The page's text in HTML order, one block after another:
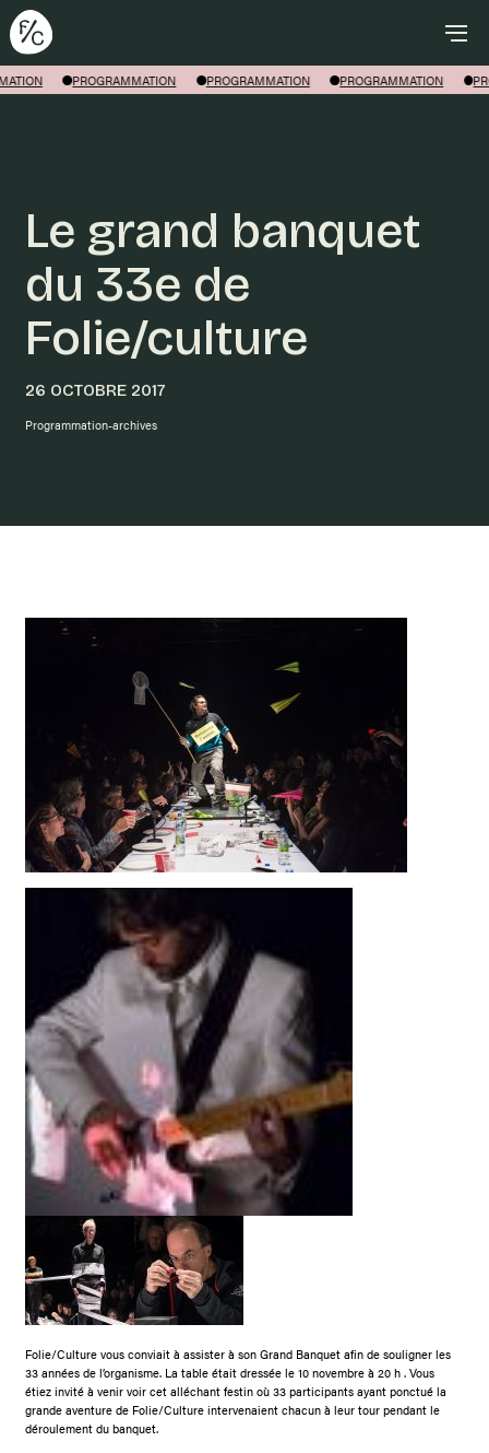
PROGRAMMATION PROGRAMMATION PROGRAMMATION
Rechercher
Le grand banquet
du 33e de
Folie/culture
26 OCTOBRE 2017
Programmation-archives
Folie/Culture vous conviait à assister à son Grand Banquet afin de souligner les
33 années de l’organisme. La table était dressée le 10 novembre à 20 h . Vous
étiez invité à venir voir cet alléchant festin où 33 participants ayant ponctué la
grande aventure de Folie/Culture intervenaient chacun à leur tour pendant le
déroulement du banquet.